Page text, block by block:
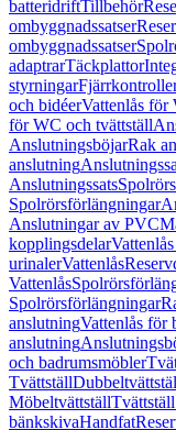
batteridriftTillbehör
ombyggnadssatser
ombyggnadssatser
adaptrarTäckplattor
styrningar
och bidéerVattenlås för
för WC och tvättställ
AnslutningsböjarRak
anslutning
Anslutningssats
Spolrörsförlängningar
Anslutningar av PVC
kopplingsdelar
urinalerVattenlås
Vattenlås
Spolrörsförlängningar
anslutningVattenlås för
anslutning
och badrumsmöbler
Tvättställ
Möbeltvättställ
bänkskivaHandfat